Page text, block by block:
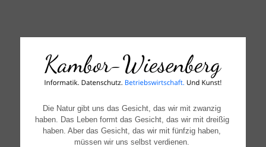
↓
CONTENT
Die Natur gibt uns das Gesicht, das wir mit zwanzig
haben. Das Leben formt das Gesicht, das wir mit dreißig
haben. Aber das Gesicht, das wir mit fünfzig haben,
müssen wir uns selbst verdienen.